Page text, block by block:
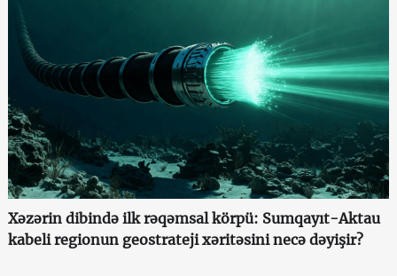
Xəzərin dibində ilk rəqəmsal körpü: Sumqayıt-Aktau
kabeli regionun geostrateji xəritəsini necə dəyişir?